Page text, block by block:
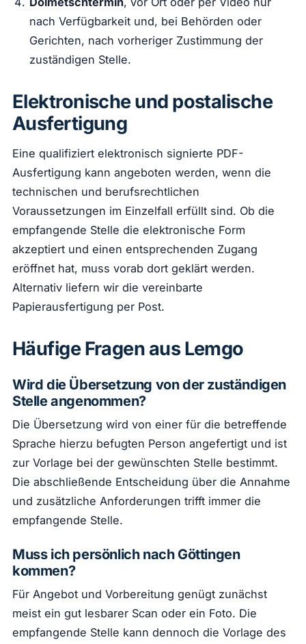
nach Verfügbarkeit und, bei Behörden oder
Gerichten, nach vorheriger Zustimmung der
zuständigen Stelle.
Elektronische und postalische
Ausfertigung
Eine qualifiziert elektronisch signierte PDF-
Ausfertigung kann angeboten werden, wenn die
technischen und berufsrechtlichen
Voraussetzungen im Einzelfall erfüllt sind. Ob die
empfangende Stelle die elektronische Form
akzeptiert und einen entsprechenden Zugang
eröffnet hat, muss vorab dort geklärt werden.
Alternativ liefern wir die vereinbarte
Papierausfertigung per Post.
Häufige Fragen aus Lemgo
Wird die Übersetzung von der zuständigen
Stelle angenommen?
Die Übersetzung wird von einer für die betreffende
Sprache hierzu befugten Person angefertigt und ist
zur Vorlage bei der gewünschten Stelle bestimmt.
Die abschließende Entscheidung über die Annahme
und zusätzliche Anforderungen trifft immer die
empfangende Stelle.
Muss ich persönlich nach Göttingen
kommen?
Für Angebot und Vorbereitung genügt zunächst
meist ein gut lesbarer Scan oder ein Foto. Die
empfangende Stelle kann dennoch die Vorlage des